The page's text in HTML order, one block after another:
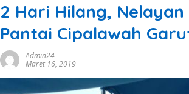
2 Hari Hilang,
Pantai Cipalawah
Admin24
Maret 16, 2019